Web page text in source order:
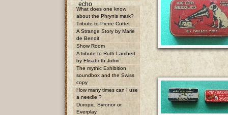
echo
What does one know
about the Phrynis mark?
Tribute to Pierre Cottet
A Strange Story by Marie
de Benoit
Show Room
A tribute to Ruth Lambert
by Elisabeth Jobin
The mythic Exhibition
soundbox and the Swiss
copy
How many times can I use
a needle ?
Duropic, Syronor or
Everplay